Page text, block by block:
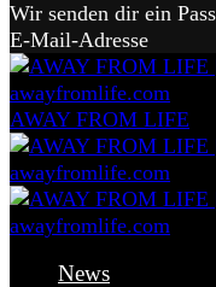
Wir senden dir ein
E-Mail-Adresse
AWAY FROM LIFE
News